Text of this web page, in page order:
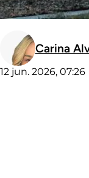
Carina
12 jun. 2026, 07:26